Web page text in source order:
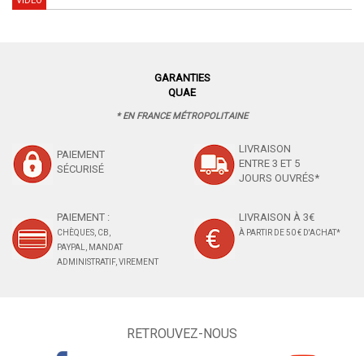
GARANTIES
QUAE
* EN FRANCE MÉTROPOLITAINE
PAIEMENT
SÉCURISÉ
LIVRAISON
ENTRE 3 ET 5
JOURS OUVRÉS*
PAIEMENT :
CHÈQUES, CB,
PAYPAL, MANDAT
ADMINISTRATIF, VIREMENT
LIVRAISON À 3€
À PARTIR DE 50 € D'ACHAT*
RETROUVEZ-NOUS